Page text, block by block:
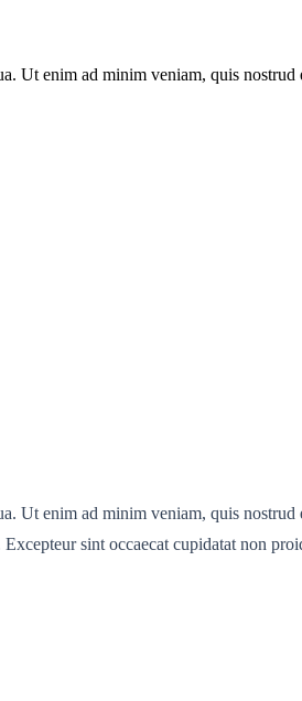
Ut enim ad minim veniam, quis
Ut enim ad minim veniam, quis
sint occaecat cupidatat non